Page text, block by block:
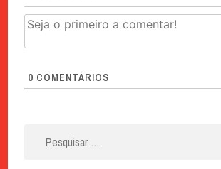
0 COMENTÁRIOS